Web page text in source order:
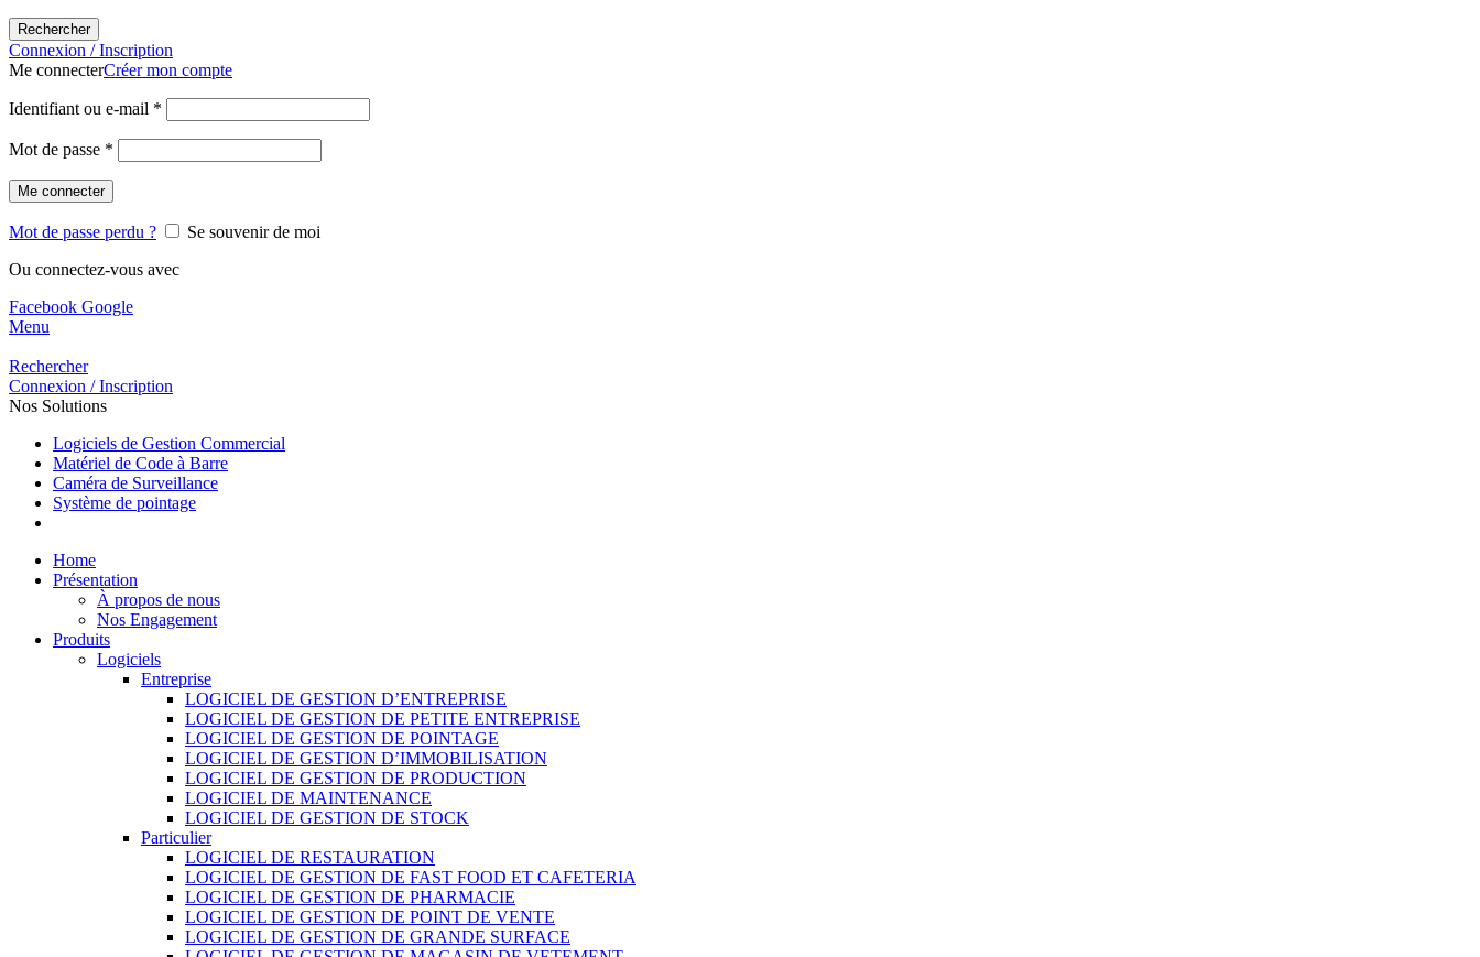
Rechercher
Connexion / Inscription
Me connecterCréer mon compte
Identifiant ou e-mail *
Mot de passe *
Me connecter
Mot de passe perdu ?
Se souvenir de moi
Ou connectez-vous avec
Facebook Google
Menu
Rechercher
Connexion / Inscription
Nos Solutions
Logiciels de Gestion Commercial
Matériel de Code à Barre
Caméra de Surveillance
Système de pointage
Home
Présentation
À propos de nous
Nos Engagement
Produits
Logiciels
Entreprise
LOGICIEL DE GESTION D’ENTREPRISE
LOGICIEL DE GESTION DE PETITE ENTREPRISE
LOGICIEL DE GESTION DE POINTAGE
LOGICIEL DE GESTION D’IMMOBILISATION
LOGICIEL DE GESTION DE PRODUCTION
LOGICIEL DE MAINTENANCE
LOGICIEL DE GESTION DE STOCK
Particulier
LOGICIEL DE RESTAURATION
LOGICIEL DE GESTION DE FAST FOOD ET CAFETERIA
LOGICIEL DE GESTION DE PHARMACIE
LOGICIEL DE GESTION DE POINT DE VENTE
LOGICIEL DE GESTION DE GRANDE SURFACE